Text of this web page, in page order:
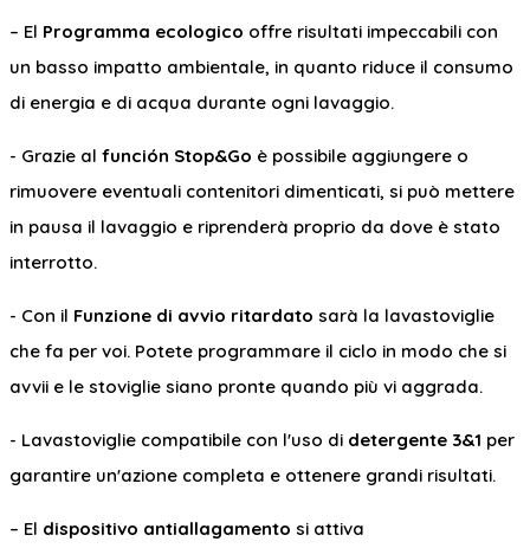
– El Programma ecologico offre risultati impeccabili con
un basso impatto ambientale, in quanto riduce il consumo
di energia e di acqua durante ogni lavaggio.
- Grazie al función Stop&Go è possibile aggiungere o
rimuovere eventuali contenitori dimenticati, si può mettere
in pausa il lavaggio e riprenderà proprio da dove è stato
interrotto.
- Con il Funzione di avvio ritardato sarà la lavastoviglie
che fa per voi. Potete programmare il ciclo in modo che si
avvii e le stoviglie siano pronte quando più vi aggrada.
- Lavastoviglie compatibile con l'uso di detergente 3&1 per
garantire un'azione completa e ottenere grandi risultati.
– El dispositivo antiallagamento si attiva